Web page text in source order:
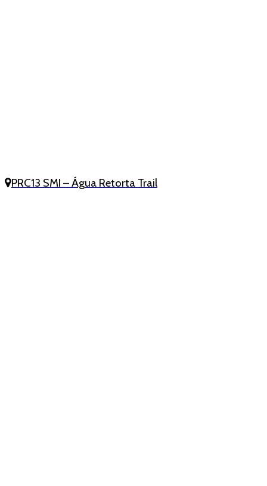
PRC13 SMI – Água Retorta Trail